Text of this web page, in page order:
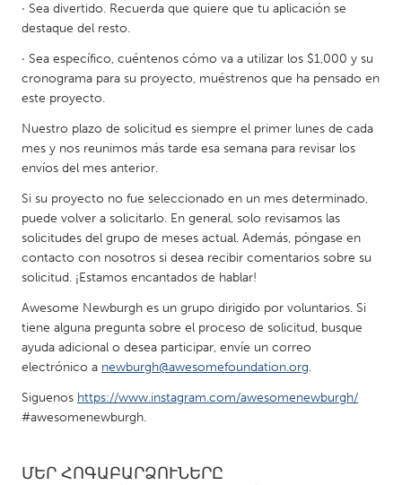
· Sea divertido. Recuerda que quiere que tu aplicación se
destaque del resto.
· Sea específico, cuéntenos cómo va a utilizar los $1,000 y su
cronograma para su proyecto, muéstrenos que ha pensado en
este proyecto.
Nuestro plazo de solicitud es siempre el primer lunes de cada
mes y nos reunimos más tarde esa semana para revisar los
envíos del mes anterior.
Si su proyecto no fue seleccionado en un mes determinado,
puede volver a solicitarlo. En general, solo revisamos las
solicitudes del grupo de meses actual. Además, póngase en
contacto con nosotros si desea recibir comentarios sobre su
solicitud. ¡Estamos encantados de hablar!
Awesome Newburgh es un grupo dirigido por voluntarios. Si
tiene alguna pregunta sobre el proceso de solicitud, busque
ayuda adicional o desea participar, envíe un correo
electrónico a newburgh@awesomefoundation.org.
Siguenos https://www.instagram.com/awesomenewburgh/
#awesomenewburgh.
ՄԵՐ ՀՈԳԱԲԱՐՁՈՒՆԵՐԸ